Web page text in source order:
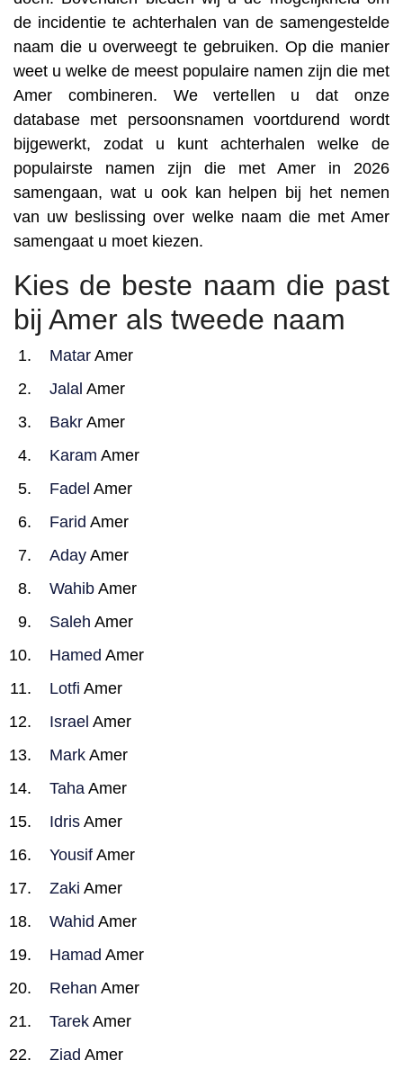
de incidentie te achterhalen van de samengestelde
naam die u overweegt te gebruiken. Op die manier
weet u welke de meest populaire namen zijn die met
Amer combineren. We vertellen u dat onze
database met persoonsnamen voortdurend wordt
bijgewerkt, zodat u kunt achterhalen welke de
populairste namen zijn die met Amer in 2026
samengaan, wat u ook kan helpen bij het nemen
van uw beslissing over welke naam die met Amer
samengaat u moet kiezen.
Kies de beste naam die past
bij Amer als tweede naam
Matar Amer
Jalal Amer
Bakr Amer
Karam Amer
Fadel Amer
Farid Amer
Aday Amer
Wahib Amer
Saleh Amer
Hamed Amer
Lotfi Amer
Israel Amer
Mark Amer
Taha Amer
Idris Amer
Yousif Amer
Zaki Amer
Wahid Amer
Hamad Amer
Rehan Amer
Tarek Amer
Ziad Amer